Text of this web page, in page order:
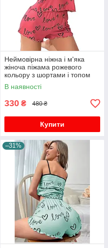
Неймовірна ніжна і м'яка
жіноча піжама рожевого
кольору з шортами і топом
В наявності
330 ₴ 480 ₴
Купити
–31%